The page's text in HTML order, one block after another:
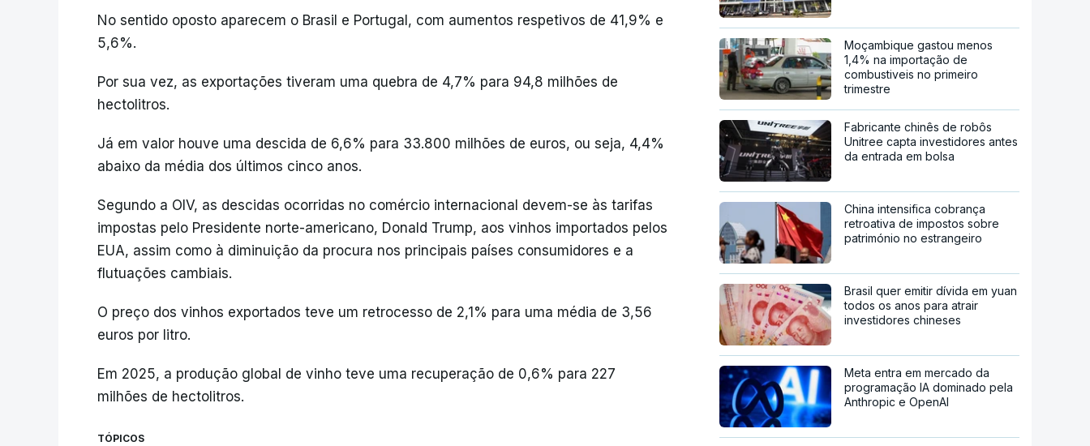
No sentido oposto aparecem o Brasil e Portugal, com aumentos respetivos de 41,9% e
5,6%.
Por sua vez, as exportações tiveram uma quebra de 4,7% para 94,8 milhões de
hectolitros.
Já em valor houve uma descida de 6,6% para 33.800 milhões de euros, ou seja, 4,4%
abaixo da média dos últimos cinco anos.
Segundo a OIV, as descidas ocorridas no comércio internacional devem-se às tarifas
impostas pelo Presidente norte-americano, Donald Trump, aos vinhos importados pelos
EUA, assim como à diminuição da procura nos principais países consumidores e a
flutuações cambiais.
O preço dos vinhos exportados teve um retrocesso de 2,1% para uma média de 3,56
euros por litro.
Em 2025, a produção global de vinho teve uma recuperação de 0,6% para 227
milhões de hectolitros.
TÓPICOS
Moçambique gastou menos
1,4% na importação de
combustiveis no primeiro
trimestre
Fabricante chinês de robôs
Unitree capta investidores antes
da entrada em bolsa
China intensifica cobrança
retroativa de impostos sobre
património no estrangeiro
Brasil quer emitir dívida em yuan
todos os anos para atrair
investidores chineses
Meta entra em mercado da
programação IA dominado pela
Anthropic e OpenAI